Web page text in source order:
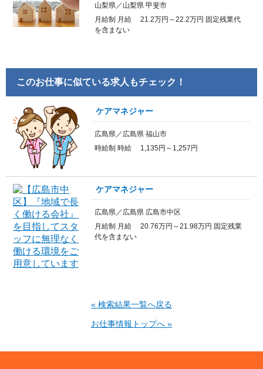
山梨県／山梨県 甲斐市
月給制 月給 21.2万円～22.2万円 固定残業代
を含まない
このお仕事に似ている求人もチェック！
ケアマネジャー
広島県／広島県 福山市
時給制 時給 1,135円～1,257円
ケアマネジャー
広島県／広島県 広島市中区
月給制 月給 20.76万円～21.98万円 固定残業
代を含まない
« 検索結果一覧へ戻る
お仕事情報トップへ »